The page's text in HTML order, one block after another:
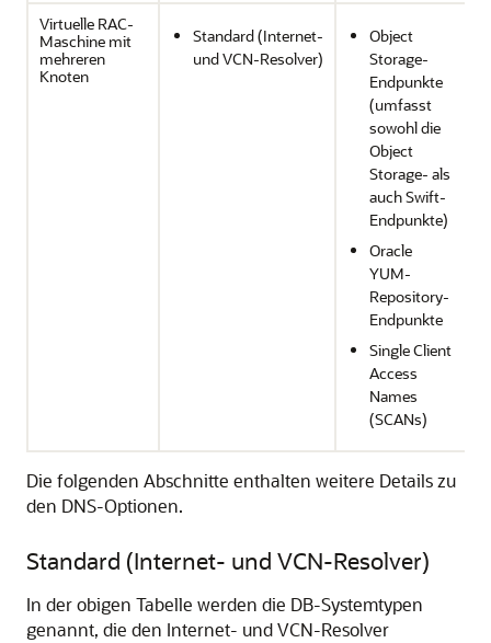
Virtuelle RAC-
Maschine mit
mehreren
Knoten
Standard (Internet-
und VCN-Resolver)
Object
Storage-
Endpunkte
(umfasst
sowohl die
Object
Storage- als
auch Swift-
Endpunkte)
Oracle
YUM-
Repository-
Endpunkte
Single Client
Access
Names
(SCANs)
Die folgenden Abschnitte enthalten weitere Details zu
den DNS-Optionen.
Standard (Internet- und VCN-Resolver)
In der obigen Tabelle werden die DB-Systemtypen
genannt, die den Internet- und VCN-Resolver